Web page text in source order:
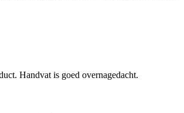
Handvat is goed overnagedacht.